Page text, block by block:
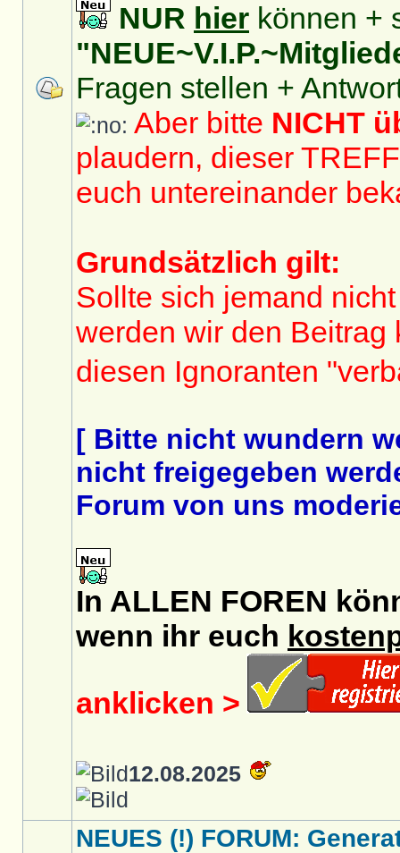
NUR hier können +
Fragen stellen +
Aber bitte NICHT
plaudern, dieser
euch untereinander
Grundsätzlich gilt:
Sollte sich jemand
werden wir den Beitrag
diesen Ignoranten
[ Bitte nicht wundern
nicht freigegeben
Forum von uns
In ALLEN FOREN
wenn ihr euch
anklicken >
12.08.2025
NEUES (!) FORUM: